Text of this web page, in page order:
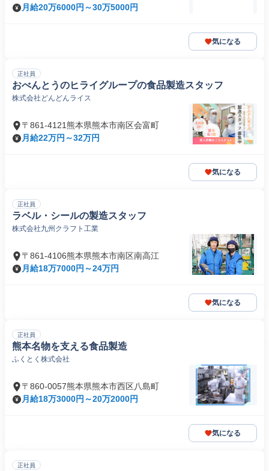
月給20万6000円～30万5000円
気になる
正社員
おべんとうのヒライグループの食品製造スタッフ
株式会社どんどんライス
〒861-4121熊本県熊本市南区会富町
月給22万円～32万円
気になる
正社員
ラベル・シールの製造スタッフ
株式会社九州クラフト工業
〒861-4106熊本県熊本市南区南高江
月給18万7000円～24万円
気になる
正社員
熊本名物を支える食品製造
ふくとく株式会社
〒860-0057熊本県熊本市西区八島町
月給18万3000円～20万2000円
気になる
正社員